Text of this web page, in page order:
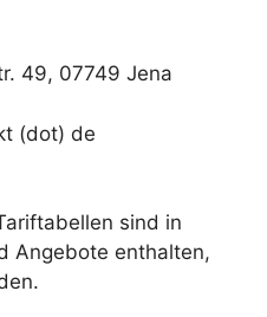
49, 07749 Jena
(dot) de
sind in
Angebote enthalten,